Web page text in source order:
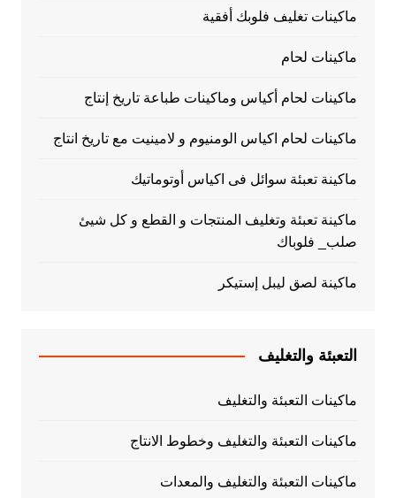
ماكينات تغليف فلوبك أفقية
ماكينات لحام
ماكينات لحام أكياس وماكينات طباعة تاريخ إنتاج
ماكينات لحام اكياس الومنيوم و لامينيت مع تاريخ انتاج
ماكينة تعبئة سوائل فى اكياس أوتوماتيك
ماكينة تعبئة وتغليف المنتجات و القطع و كل شيئ
صلب_ فلوباك
ماكينة لصق ليبل إستيكر
التعبئة والتغليف
ماكينات التعبئة والتغليف
ماكينات التعبئة والتغليف وخطوط الانتاج
ماكينات التعبئة والتغليف والمعدات